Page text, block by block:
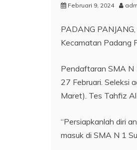
Februari 9, 2024
PADANG
Kecamatan Padang
Pendaftaran SMA N
27 Februari. Seleksi
Maret). Tes Tahfiz
“Persiapkanlah diri
masuk di SMA N 1